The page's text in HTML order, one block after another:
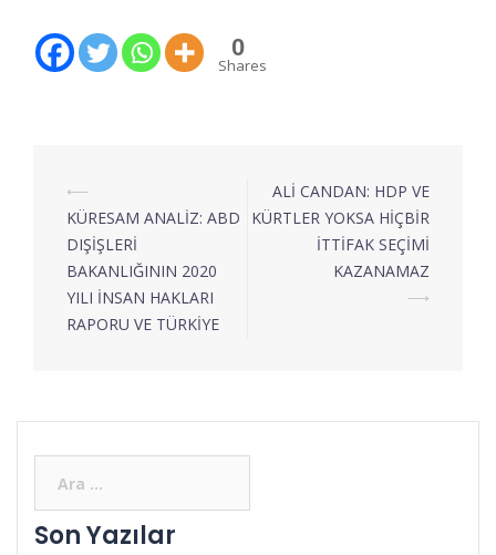
0
Shares
⟵
KÜRESAM ANALİZ: ABD
DIŞİŞLERİ
BAKANLIĞININ 2020
YILI İNSAN HAKLARI
RAPORU VE TÜRKİYE
ALİ CANDAN: HDP VE
KÜRTLER YOKSA HİÇBİR
İTTİFAK SEÇİMİ
KAZANAMAZ
⟶
Son Yazılar